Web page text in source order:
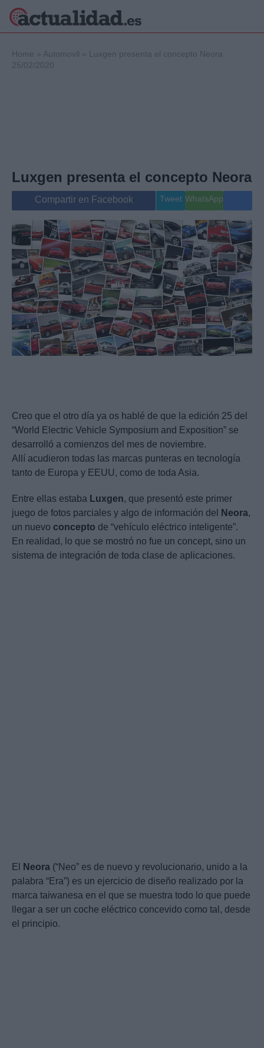
Internacional
Salud y Bienestar
Gente
Musica
Home » Automovil »
Luxgen presenta el concepto Neora
25/02/2020
Luxgen presenta el concepto Neora
Compartir en Facebook Tweet WhatsApp
Creo que el otro día ya os hablé de que la edición 25 del
“World Electric Vehicle Symposium and Exposition” se
desarrolló a comienzos del mes de noviembre.
Allí acudieron todas las marcas punteras en tecnología
tanto de Europa y EEUU, como de toda Asia.
Entre ellas estaba Luxgen, que presentó este primer
juego de fotos parciales y algo de información del
Neora,
un nuevo concepto de “vehículo eléctrico inteligente”.
En realidad, lo que se mostró no fue un concept, sino un
sistema de integración de toda clase de aplicaciones.
El Neora (“Neo” es de nuevo y revolucionario, unido a la
palabra “Era”) es un ejercicio de diseño realizado por la
marca taiwanesa en el que se muestra todo lo que puede
llegar a ser un coche eléctrico concevido como tal, desde
el principio.